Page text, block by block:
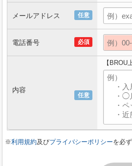
任意
メールアドレス
必須
電話番号
任意
内容
【BROU
※利用規約及びプライバシーポリシーを必